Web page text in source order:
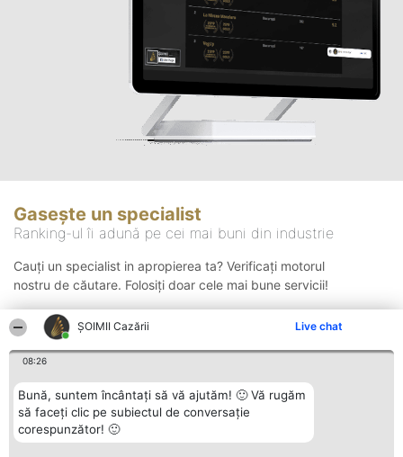
ȘOIMII Cazării Live chat
08:26
Bună, suntem încântați să vă ajutăm! 🙂 Vă rugăm
să faceți clic pe subiectul de conversație
corespunzător! 🙂
Gasește un specialist
Ranking-ul îi adună pe cei mai buni din industrie
Cauți un specialist in apropierea ta? Verificați motorul
nostru de căutare. Folosiți doar cele mai bune servicii!